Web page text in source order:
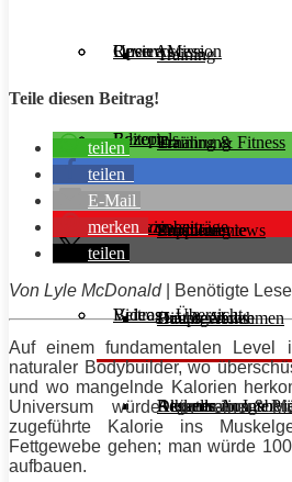
Unsere Mission
Training
Ernährung
Supplemente
Training & Fitness
Ernährung
Diät & Abnehmen
Regeneration &
Reviews
Produktreviews
Buchreviews
Rezepte
Hauptgerichte
Desserts
Interviews
Athleten im
Videos
Open Access
Editorials
Magazinbeiträge
Aktuelle Ausgabe
Beitrags-Übersicht
Teile diesen Beitrag!
teilen
teilen
E-Mail
merken
teilen
Von Lyle McDonald | Benötigte
Auf einem fundamentalen Level
naturaler Bodybuilder, wo
und wo mangelnde Kalorien
Universum würde in einer
zugeführte Kalorie ins
Fettgewebe gehen; man würde
aufbauen.